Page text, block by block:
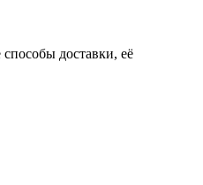
доставки, её